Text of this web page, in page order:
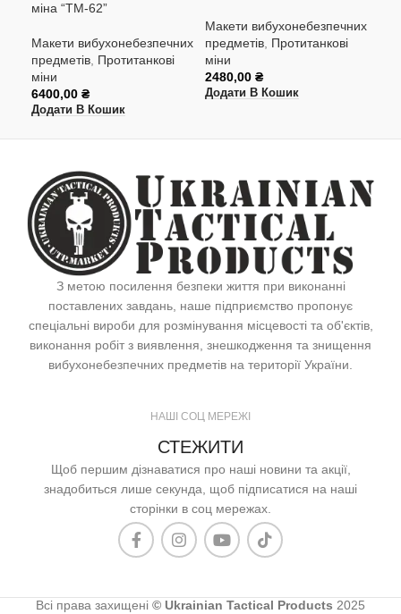
міна “ТМ-62”
Макети вибухонебезпечних
предметів Протитанкові
міни
6400,00 ₴
Додати В Кошик
Макети вибухонебезпечних
предметів Протитанкові
міни
2480,00 ₴
Додати В Кошик
З метою посилення безпеки життя при виконанні
поставлених завдань, наше підприємство пропонує
спеціальні вироби для розмінування місцевості та об'єктів,
виконання робіт з виявлення, знешкодження та знищення
вибухонебезпечних предметів на території України.
НАШІ СОЦ МЕРЕЖІ
СТЕЖИТИ
Щоб першим дізнаватися про наші новини та акції,
знадобиться лише секунда, щоб підписатися на наші
сторінки в соц мережах.
Всі права захищені © Ukrainian Tactical Products 2025